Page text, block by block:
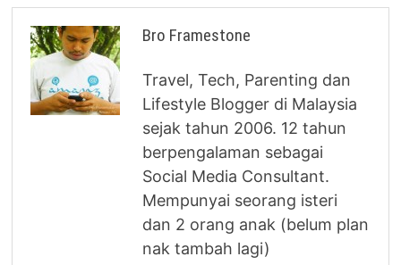
Bro Framestone
Travel, Tech, Parenting dan
Lifestyle Blogger di Malaysia
sejak tahun 2006. 12 tahun
berpengalaman sebagai
Social Media Consultant.
Mempunyai seorang isteri
dan 2 orang anak (belum plan
nak tambah lagi)